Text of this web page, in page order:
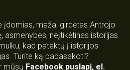
įdomias, mažai girdėtas Antrojo
asmenybes, neįtikėtinas istorijas
kad patektų į istorijos
Turite ką papasakoti?
mūsų Facebook puslapį, el.